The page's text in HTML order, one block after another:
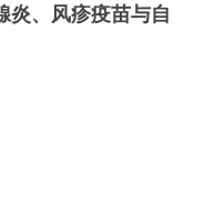
炎、风疹疫苗与自